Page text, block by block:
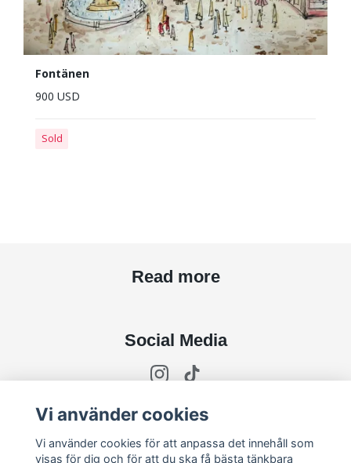
Fontänen
900 USD
Sold
Read more
Social Media
Subscribe to newsletter
Vi använder cookies
Vi använder cookies för att anpassa det innehåll som
visas för dig och för att du ska få bästa tänkbara